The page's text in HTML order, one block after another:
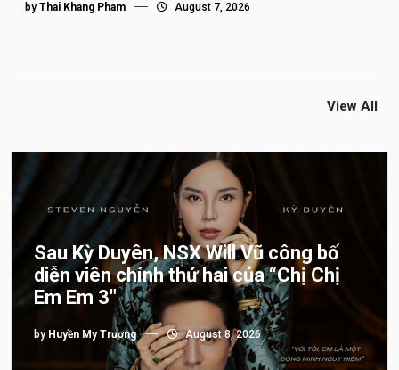
by Thai Khang Pham August 7, 2026
View All
Sau Kỳ Duyên, NSX Will Vũ công bố
diễn viên chính thứ hai của “Chị Chị
Em Em 3″
by Huyền My Trương August 8, 2026